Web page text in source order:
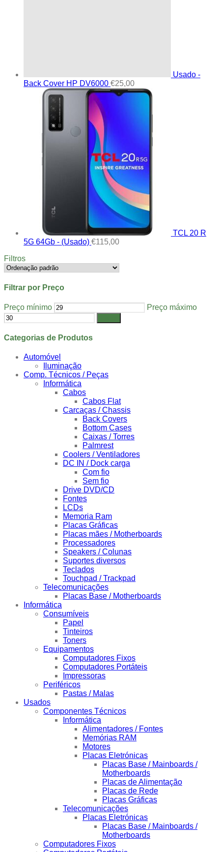
Usado -
Back Cover HP DV6000 €25,00
TCL 20 R
5G 64Gb - (Usado) €115,00
Filtros
Filtrar por Preço
Preço mínimo Preço máximo
Categorias de Produtos
Automóvel
Iluminação
Comp. Técnicos / Peças
Informática
Cabos
Cabos Flat
Carcaças / Chassis
Back Covers
Bottom Cases
Caixas / Torres
Palmrest
Coolers / Ventiladores
DC IN / Dock carga
Com fio
Sem fio
Drive DVD/CD
Fontes
LCDs
Memoria Ram
Placas Gráficas
Placas mães / Motherboards
Processadores
Speakers / Colunas
Suportes diversos
Teclados
Touchpad / Trackpad
Telecomunicações
Placas Base / Motherboards
Informática
Consumíveis
Papel
Tinteiros
Toners
Equipamentos
Computadores Fixos
Computadores Portáteis
Impressoras
Periféricos
Pastas / Malas
Usados
Componentes Técnicos
Informática
Alimentadores / Fontes
Memórias RAM
Motores
Placas Eletrónicas
Placas Base / Mainboards /
Motherboards
Placas de Alimentação
Placas de Rede
Placas Gráficas
Telecomunicações
Placas Eletrónicas
Placas Base / Mainboards /
Motherboards
Computadores Fixos